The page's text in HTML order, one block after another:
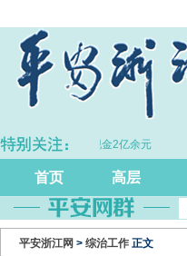
30余千克、现金2亿余元
首页 高层
平安浙江网 > 综治工作 正文